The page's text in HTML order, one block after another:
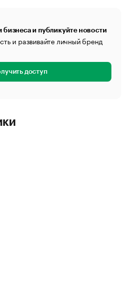
и публикуйте новости
и развивайте личный бренд
доступ